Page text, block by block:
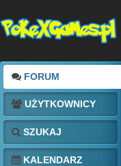
FORUM
UŻYTKOWNICY
SZUKAJ
KALENDARZ